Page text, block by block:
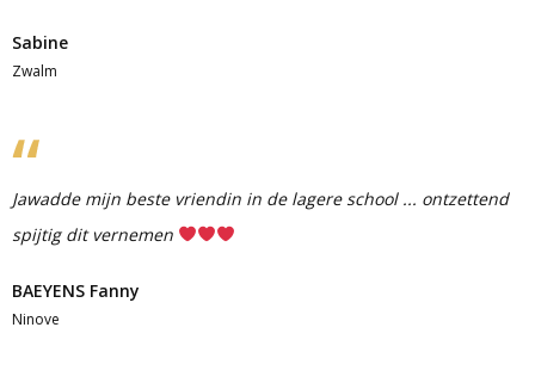
Sabine
Zwalm
Jawadde mijn beste vriendin in de lagere school ... ontzettend
spijtig dit vernemen
BAEYENS Fanny
Ninove